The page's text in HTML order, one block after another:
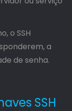
o SSH
a
de senha.
SSH